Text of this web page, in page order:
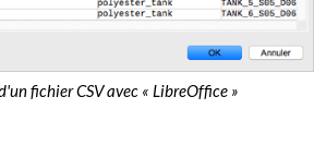
fichier CSV avec « LibreOffice »